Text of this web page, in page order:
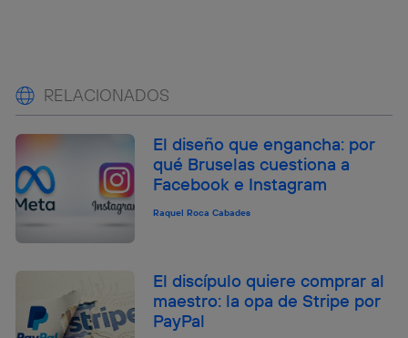
RELACIONADOS
El diseño que engancha: por
qué Bruselas cuestiona a
Facebook e Instagram
Raquel Roca Cabades
El discípulo quiere comprar al
maestro: la opa de Stripe por
PayPal